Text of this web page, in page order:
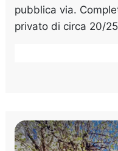
pubblica via.
privato di circa 20/